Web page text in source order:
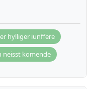
hylliger iunffere
neisst komende